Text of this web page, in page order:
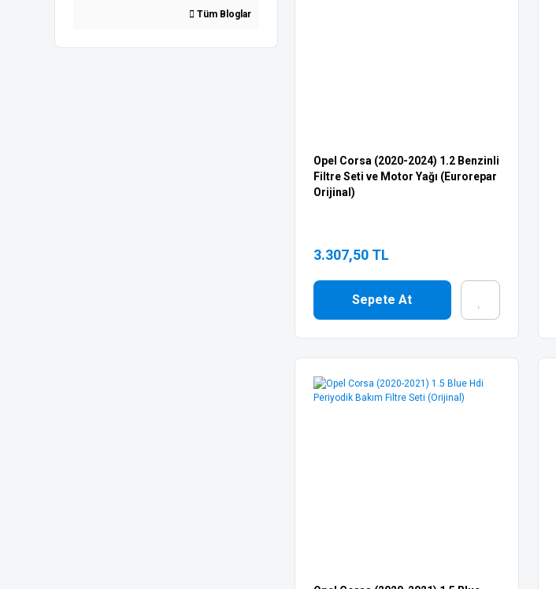
Tüm Bloglar
Opel Corsa (2020-2024) 1.2 Benzinli
Filtre Seti ve Motor Yağı (Eurorepar
Orijinal)
3.307,50 TL
Sepete At